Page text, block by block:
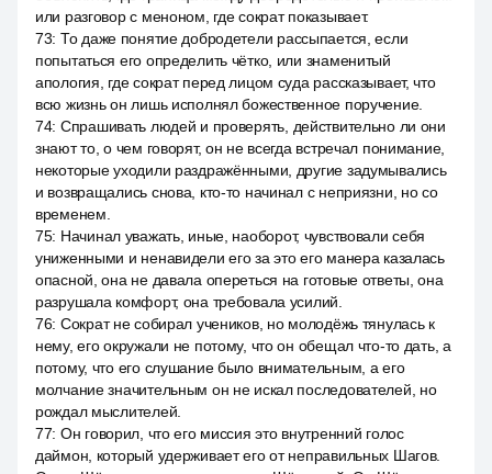
или разговор с меноном, где сократ показывает.
73: То даже понятие добродетели рассыпается, если
попытаться его определить чётко, или знаменитый
апология, где сократ перед лицом суда рассказывает, что
всю жизнь он лишь исполнял божественное поручение.
74: Спрашивать людей и проверять, действительно ли они
знают то, о чем говорят, он не всегда встречал понимание,
некоторые уходили раздражёнными, другие задумывались
и возвращались снова, кто-то начинал с неприязни, но со
временем.
75: Начинал уважать, иные, наоборот, чувствовали себя
униженными и ненавидели его за это его манера казалась
опасной, она не давала опереться на готовые ответы, она
разрушала комфорт, она требовала усилий.
76: Сократ не собирал учеников, но молодёжь тянулась к
нему, его окружали не потому, что он обещал что-то дать, а
потому, что его слушание было внимательным, а его
молчание значительным он не искал последователей, но
рождал мыслителей.
77: Он говорил, что его миссия это внутренний голос
даймон, который удерживает его от неправильных Шагов.